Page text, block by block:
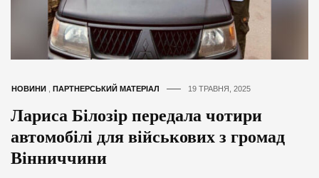
НОВИНИ , ПАРТНЕРСЬКИЙ МАТЕРІАЛ 19 ТРАВНЯ, 2025
Лариса Білозір передала чотири
автомобілі для військових з громад
Вінниччини